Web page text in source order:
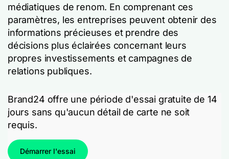
médiatiques de renom. En comprenant ces
paramètres, les entreprises peuvent obtenir des
informations précieuses et prendre des
décisions plus éclairées concernant leurs
propres investissements et campagnes de
relations publiques.
Brand24 offre une période d'essai gratuite de 14
jours sans qu'aucun détail de carte ne soit
requis.
Démarrer l'essai